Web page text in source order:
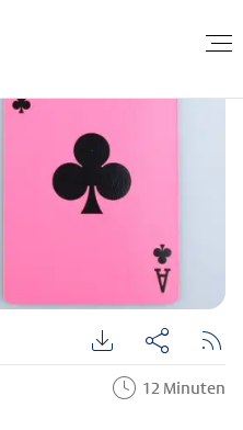
12 Minuten